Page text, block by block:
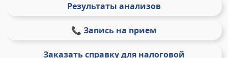
Результаты анализов
📞 Запись на прием
Заказать справку для налоговой